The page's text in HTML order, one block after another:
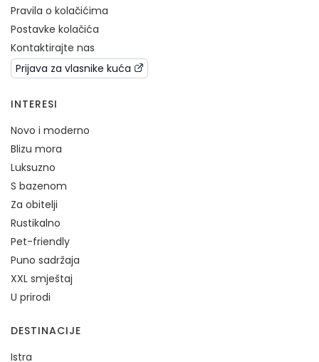
Pravila o kolačićima
Postavke kolačića
Kontaktirajte nas
Prijava za vlasnike kuća
INTERESI
Novo i moderno
Blizu mora
Luksuzno
S bazenom
Za obitelji
Rustikalno
Pet-friendly
Puno sadržaja
XXL smještaj
U prirodi
DESTINACIJE
Istra